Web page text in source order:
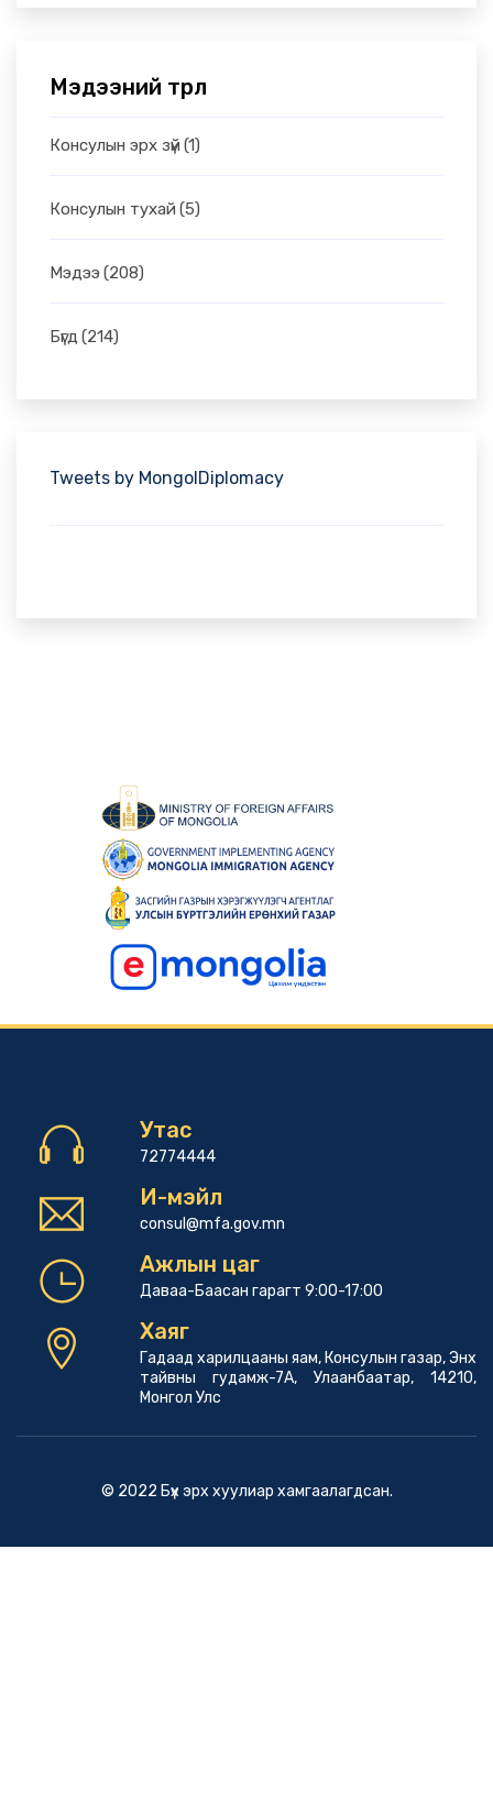
Мэдээний төрөл
Консулын эрх зүй (1)
Консулын тухай (5)
Мэдээ (208)
Бүгд (214)
Tweets by MongolDiplomacy
Утас
72774444
И-мэйл
consul@mfa.gov.mn
Ажлын цаг
Даваа-Баасан гарагт 9:00-17:00
Хаяг
Гадаад харилцааны яам, Консулын газар, Энх
тайвны гудамж-7А, Улаанбаатар, 14210,
Монгол Улс
© 2022 Бүх эрх хуулиар хамгаалагдсан.